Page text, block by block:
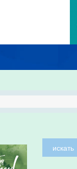
искать